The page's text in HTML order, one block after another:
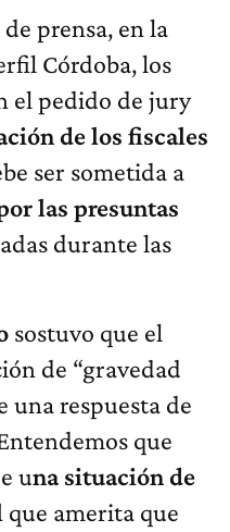
prensa, en la
Córdoba, los
el pedido de jury
de los fiscales
ser sometida a
las presuntas
durante las
sostuvo que el
de “gravedad
una respuesta de
que
una situación de
que amerita que